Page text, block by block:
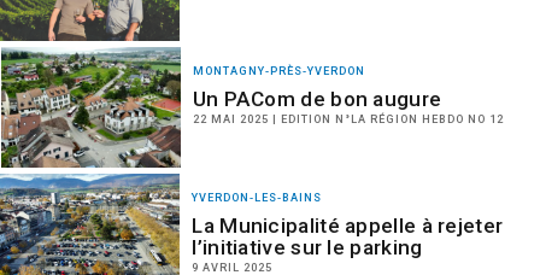
MONTAGNY-PRÈS-YVERDON
Un PACom de bon augure
22 MAI 2025 | EDITION N°LA RÉGION HEBDO NO 12
YVERDON-LES-BAINS
La Municipalité appelle à rejeter
l’initiative sur le parking
9 AVRIL 2025